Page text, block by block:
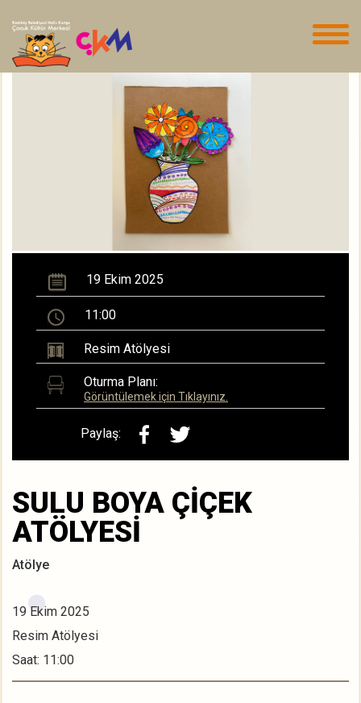
19 Ekim 2025
11:00
Resim Atölyesi
Oturma Planı:
Görüntülemek için Tıklayınız.
Paylaş:
SULU BOYA ÇİÇEK
ATÖLYESİ
Atölye
19 Ekim 2025
Resim Atölyesi
Saat: 11:00